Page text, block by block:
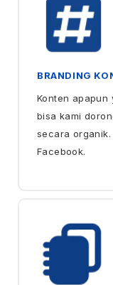
BRANDING
Konten apapun
bisa kami
secara
Facebook.